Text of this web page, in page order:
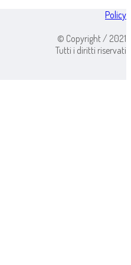
Policy
© Copyright / 2021
Tutti i diritti riservati